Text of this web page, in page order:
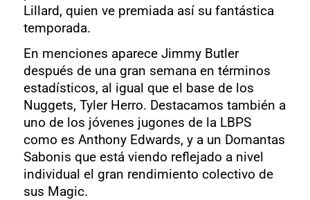
Lillard, quien ve premiada así su fantástica
temporada.
En menciones aparece Jimmy Butler
después de una gran semana en términos
estadísticos, al igual que el base de los
Nuggets, Tyler Herro. Destacamos también a
uno de los jóvenes jugones de la LBPS
como es Anthony Edwards, y a un Domantas
Sabonis que está viendo reflejado a nivel
individual el gran rendimiento colectivo de
sus Magic.